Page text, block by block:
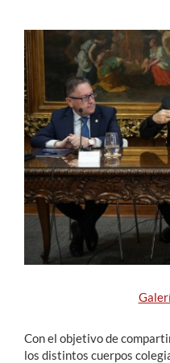
Formación Continua
Estudiantes
Académicos
Funcionarios
Alumni
English
Con el objetivo de
los distintos cuerpos